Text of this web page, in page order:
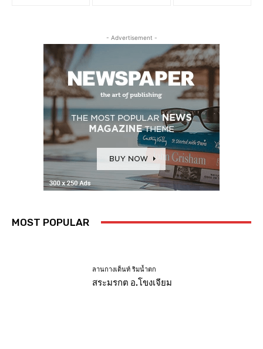
- Advertisement -
MOST POPULAR
ลานกางเต็นท์ ริมน้ำตก
สระมรกต อ.โขงเจียม